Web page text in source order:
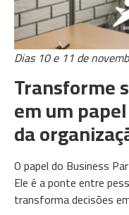
Dias 10 e 11 de
Transforme
em um
da
O papel do Business
Ele é a ponte entre
transforma decisões